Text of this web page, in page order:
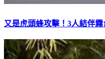
又是虎頭蜂攻擊！3人結伴